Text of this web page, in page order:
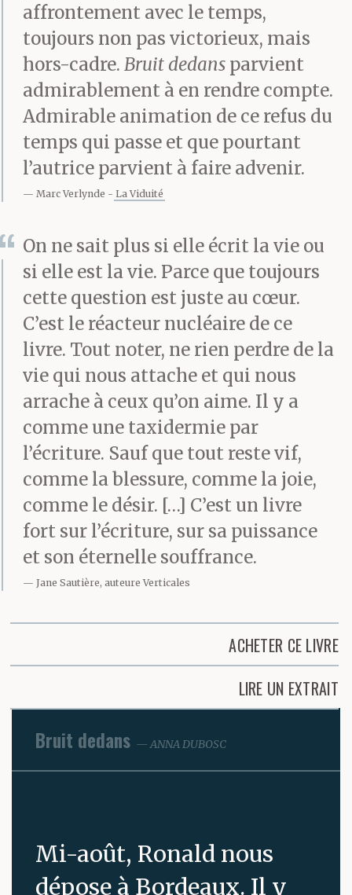
affrontement avec le temps,
toujours non pas victorieux, mais
hors-cadre. Bruit dedans parvient
admirablement à en rendre compte.
Admirable animation de ce refus du
temps qui passe et que pourtant
l’autrice parvient à faire advenir.
Marc Verlynde La Viduité
On ne sait plus si elle écrit la vie ou
si elle est la vie. Parce que toujours
cette question est juste au cœur.
C’est le réacteur nucléaire de ce
livre. Tout noter, ne rien perdre de la
vie qui nous attache et qui nous
arrache à ceux qu’on aime. Il y a
comme une taxidermie par
l’écriture. Sauf que tout reste vif,
comme la blessure, comme la joie,
comme le désir. […] C’est un livre
fort sur l’écriture, sur sa puissance
et son éternelle souffrance.
Jane Sautière, auteure Verticales
ACHETER CE LIVRE
LIRE UN EXTRAIT
Bruit dedans ANNA DUBOSC
Mi-août, Ronald nous
dépose à Bordeaux. Il y